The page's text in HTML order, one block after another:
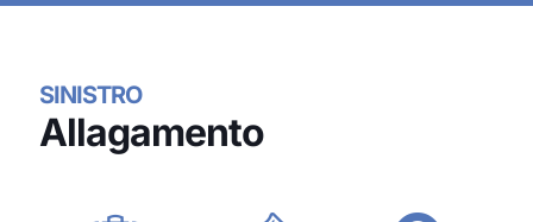
SINISTRO
Allagamento